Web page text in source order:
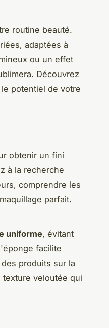
routine beauté.
adaptées à
ou un effet
Découvrez
potentiel de votre
obtenir un fini
à la recherche
comprendre les
parfait.
uniforme, évitant
facilite
produits sur la
texture veloutée qui